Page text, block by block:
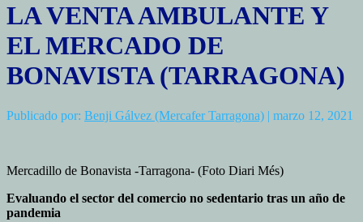
LA VENTA AMBULANTE Y
EL MERCADO DE
BONAVISTA (TARRAGONA)
Publicado por: Benji Gálvez (Mercafer Tarragona) | marzo 12, 2021
Mercadillo de Bonavista -Tarragona- (Foto Diari Més)
Evaluando el sector del comercio no sedentario tras un año de
pandemia